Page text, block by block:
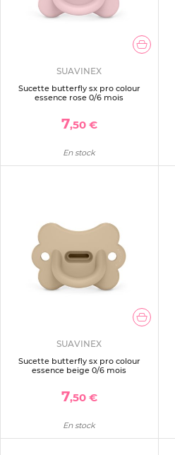
SUAVINEX
Sucette butterfly sx pro colour
essence rose 0/6 mois
7,50 €
En stock
SUAVINEX
Sucette butterfly sx pro colour
essence beige 0/6 mois
7,50 €
En stock